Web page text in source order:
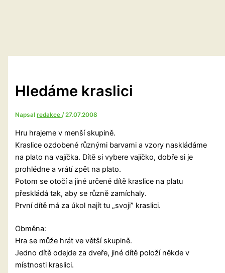
Hledáme kraslici
Napsalredakce/27.07.2008
Hru hrajeme v menší skupině.
Kraslice ozdobené různými barvami a vzory naskládáme
na plato na vajíčka. Dítě si vybere vajíčko, dobře si je
prohlédne a vrátí zpět na plato.
Potom se otočí a jiné určené dítě kraslice na platu
přeskládá tak, aby se různě zamíchaly.
První dítě má za úkol najít tu „svoji” kraslici.
Obměna:
Hra se může hrát ve větší skupině.
Jedno dítě odejde za dveře, jiné dítě položí někde v
místnosti kraslici.